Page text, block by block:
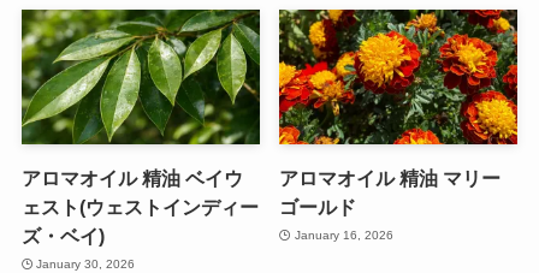
アロマオイル 精油 ベイウ
ェスト(ウェストインディー
ズ・ベイ)
January 30, 2026
アロマオイル 精油 マリー
ゴールド
January 16, 2026